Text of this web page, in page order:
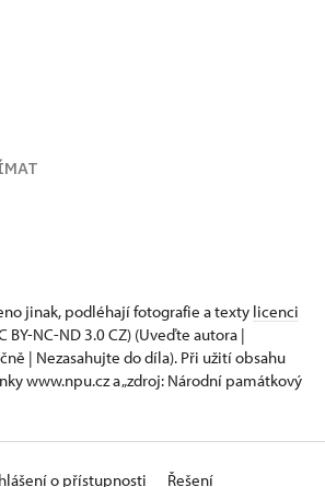
jinak, podléhají fotografie a texty licenci
BY-NC-ND 3.0 CZ) (Uveďte autora |
| Nezasahujte do díla). Při užití obsahu
www.npu.cz a „zdroj: Národní památkový
o přístupnosti Řešení